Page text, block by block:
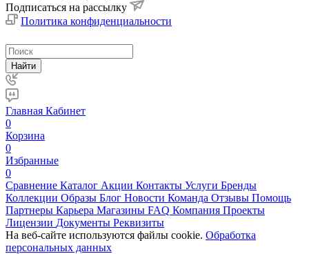
Подписаться на рассылку
Политика конфиденциальности
Найти
Главная Кабинет
0
Корзина
0
Избранные
0
Сравнение Каталог Акции Контакты Услуги Бренды
Коллекции Образы Блог Новости Команда Отзывы Помощь
Партнеры Карьера Магазины FAQ Компания Проекты
Лицензии Документы Реквизиты
На веб-сайте используются файлы cookie. Обработка
персональных данных